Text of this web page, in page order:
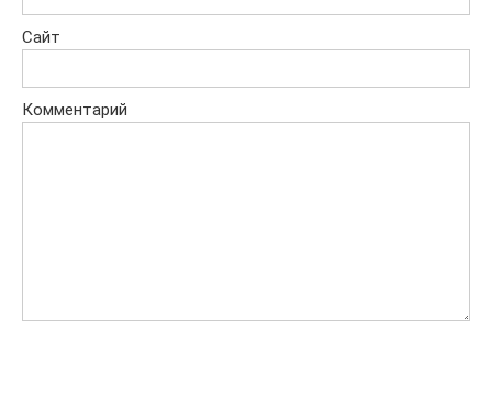
Сайт
Комментарий